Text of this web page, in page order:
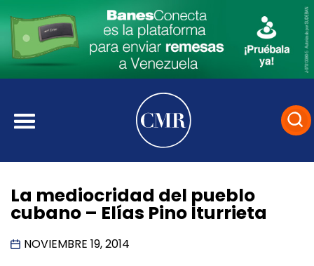
La mediocridad del pueblo
cubano – Elías Pino Iturrieta
NOVIEMBRE 19, 2014